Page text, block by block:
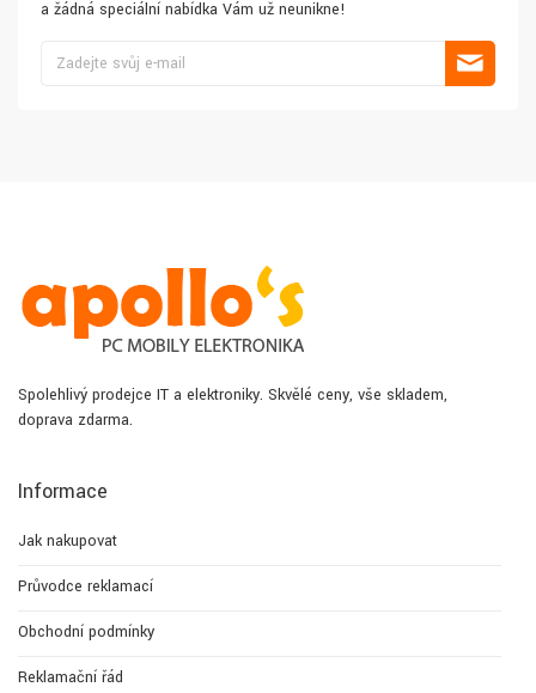
a žádná speciální nabídka Vám už neunikne!
Spolehlivý prodejce IT a elektroniky. Skvělé ceny, vše skladem,
doprava zdarma.
Informace
Jak nakupovat
Průvodce reklamací
Obchodní podmínky
Reklamační řád